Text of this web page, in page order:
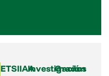
ETSIIAAInvestigación
Grados